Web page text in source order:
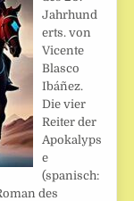
Jahrhund
erts. von
Vicente
Blasco
Ibáñez.
Die vier
Reiter der
Apokalyps
e
(spanisch:
des